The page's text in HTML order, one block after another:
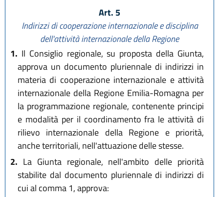
Art. 5
Indirizzi di cooperazione internazionalee disciplina
dell'attività internazionale della Regione
1. Il Consiglio regionale, su proposta della Giunta,
approva un documento pluriennale di indirizzi in
materia di cooperazione internazionale e attività
internazionale della Regione Emilia-Romagna per
la programmazione regionale, contenente principi
e modalità per il coordinamento fra le attività di
rilievo internazionale della Regione e priorità,
anche territoriali, nell'attuazione delle stesse.
2. La Giunta regionale, nell'ambito delle priorità
stabilite dal documento pluriennale di indirizzi di
cui al comma 1, approva: